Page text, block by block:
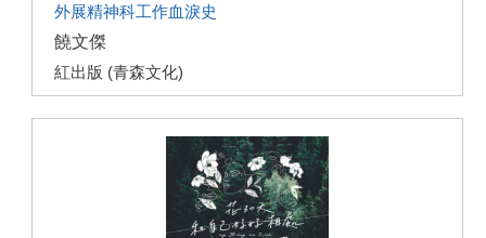
外展精神科工作血淚史
饒文傑
紅出版 (青森文化)